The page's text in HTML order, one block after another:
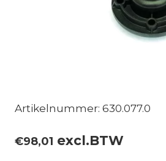
Artikelnummer: 630.077.0
€98,01 excl.BTW